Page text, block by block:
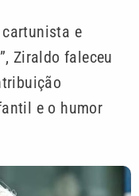
e
Ziraldo faleceu
e o humor